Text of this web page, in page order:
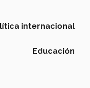
internacional
Educación